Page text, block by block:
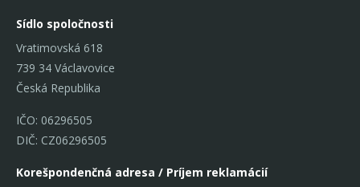
Sídlo spoločnosti
Vratimovská 618
739 34 Václavovice
Česká Republika
IČO: 06296505
DIČ: CZ06296505
Korešpondenčná adresa / Príjem reklamácií